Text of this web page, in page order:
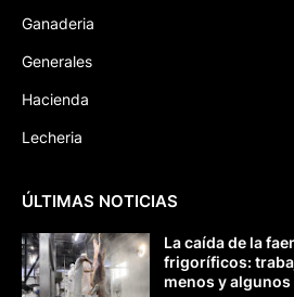
Ganaderia
Generales
Hacienda
Lecheria
ÚLTIMAS NOTICIAS
La caída de la
frigoríficos:
menos y